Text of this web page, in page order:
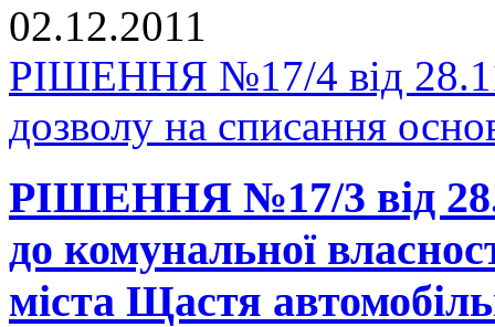
02.12.2011
РІШЕННЯ №17/4 від
дозволу на списання
РІШЕННЯ №17/3 від
до комунальної
міста Щастя